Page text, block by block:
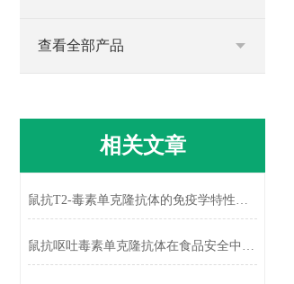
查看全部产品
相关文章
鼠抗T2-毒素单克隆抗体的免疫学特性及应用
鼠抗呕吐毒素单克隆抗体在食品安全中的应用